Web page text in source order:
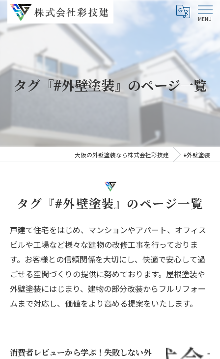
タグ『#外壁塗装』のページ一覧
大阪の外壁塗装なら株式会社彩技建 #外壁塗装
タグ『#外壁塗装』のページ一覧
戸建て住宅をはじめ、マンションやアパート、オフィス
ビルや工場など様々な建物の改修工事を行っておりま
す。お客様との信頼関係を大切にし、快適で安心して過
ごせる空間づくりの提供に努めております。屋根塗装や
外壁塗装にはじまり、建物の部分改装からフルリフォー
ムまで対応し、価値をより高める提案をいたします。
消費者レビューから学ぶ！失敗しない外